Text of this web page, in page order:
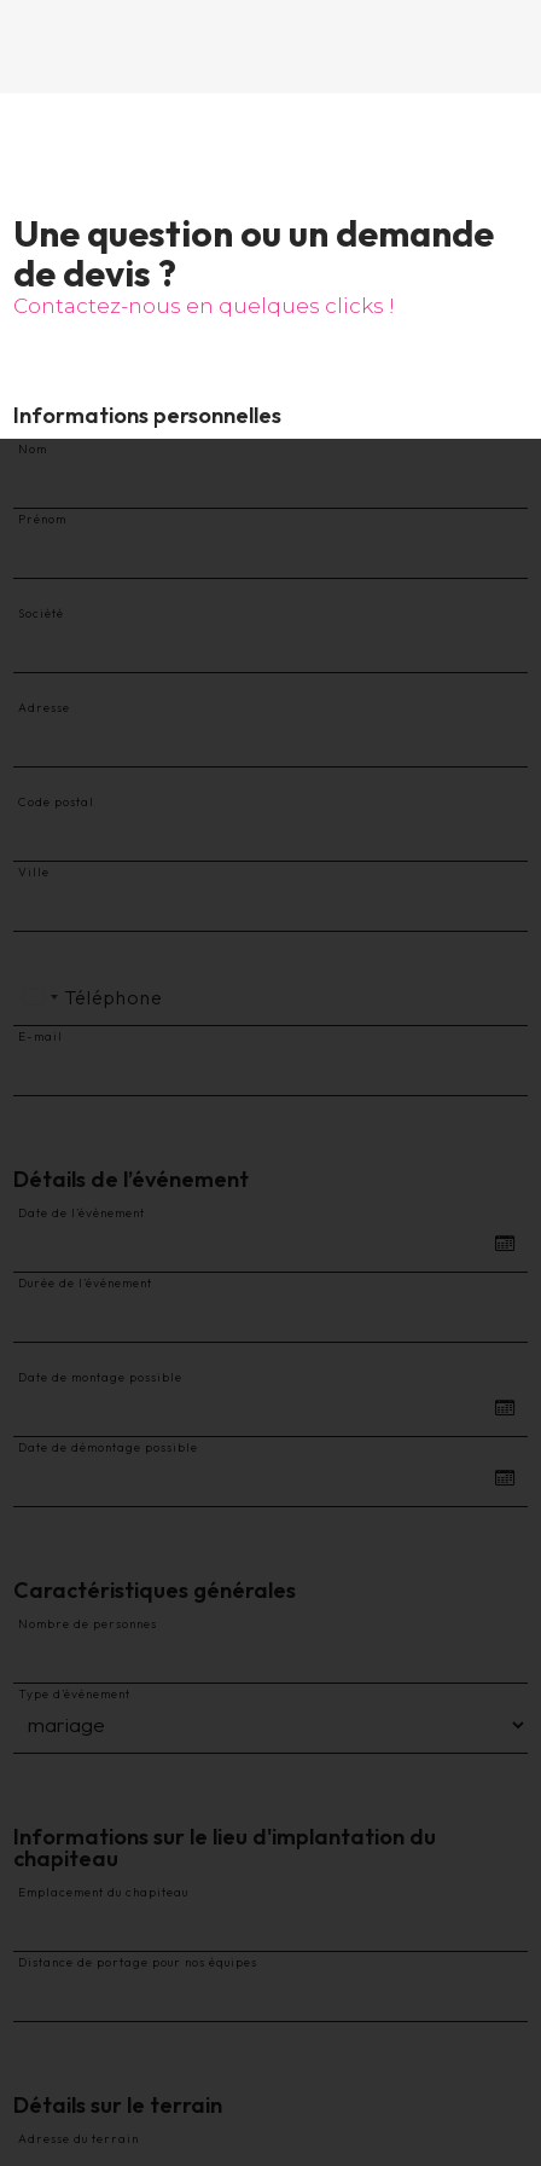
Unequestion ou un demande
dedevis?
Contactez-nous en q ue q ues c icks !
Informations personnelles
Nom
Prénom
Société
Adresse
Code postal
Ville
Téléphone
E-mail
Détails de l’événement
Date de l’événement
Durée de l’événement
Date de montage possible
Date de démontage possible
Caractéristiques générales
Nombre de personnes
Type d’événement
Informations sur le lieu d'implantation du
chapiteau
Emplacement du chapiteau
Distance de portage pour nos équipes
Détails sur le terrain
Adresse du terrain